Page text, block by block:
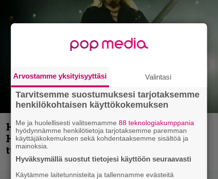
Helloween- ja Gamma Ray -mies Kai
Hansen julkaisi uuden maistiaisen
tulevalta soololevyltä
Arvostamme yksityisyyttäsi Valintasi
Tarvitsemme suostumuksesi tarjotaksemme
henkilökohtaisen käyttökokemuksen
Me ja huolellisesti valitsemamme88 teknologiakumppania
hyödynnämme henkilötietoja tarjotaksemme paremman
käyttäjäkokemuksen sekä kohdentaaksemme sisältöä ja
mainoksia.
Hyväksymällä suostut tietojesi käyttöön seuraavasti
Käytämme laitetunnisteita ja tallennamme evästeitä